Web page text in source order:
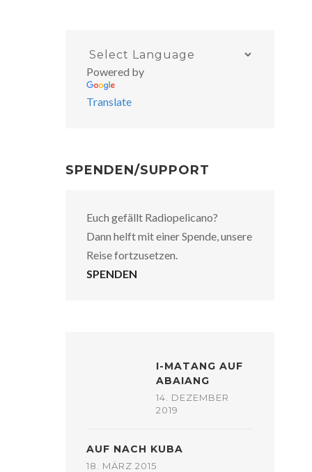
Powered by
Translate
SPENDEN/SUPPORT
Euch gefällt Radiopelicano?
Dann helft mit einer Spende, unsere
Reise fortzusetzen.
SPENDEN
I-MATANG AUF
ABAIANG
14. DEZEMBER
2019
AUF NACH KUBA
18. MÄRZ 2015